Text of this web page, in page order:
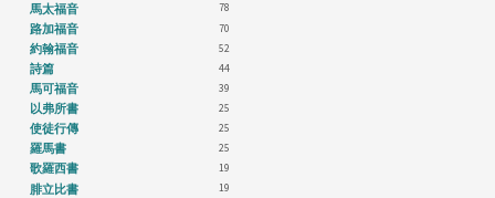
馬太福音 78
路加福音 70
約翰福音 52
詩篇 44
馬可福音 39
以弗所書 25
使徒行傳 25
羅馬書 25
歌羅西書 19
腓立比書 19